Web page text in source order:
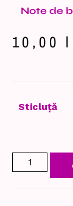
Note de
10,00
Sticluță